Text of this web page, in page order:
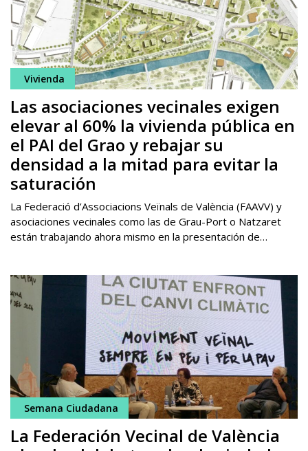
Vivienda
Las asociaciones vecinales exigen
elevar al 60% la vivienda pública en
el PAI del Grao y rebajar su
densidad a la mitad para evitar la
saturación
La Federació d’Associacions Veïnals de València (FAAVV) y
asociaciones vecinales como las de Grau-Port o Natzaret
están trabajando ahora mismo en la presentación de…
Semana Ciudadana
La Federación Vecinal de València